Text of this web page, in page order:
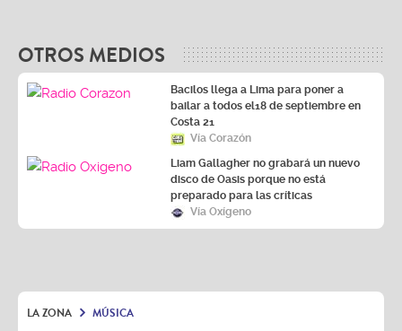
OTROS MEDIOS
Bacilos llega a Lima para poner a
bailar a todos el18 de septiembre en
Costa 21
Vía Corazón
Liam Gallagher no grabará un nuevo
disco de Oasis porque no está
preparado para las críticas
Vía Oxígeno
LA ZONA MÚSICA